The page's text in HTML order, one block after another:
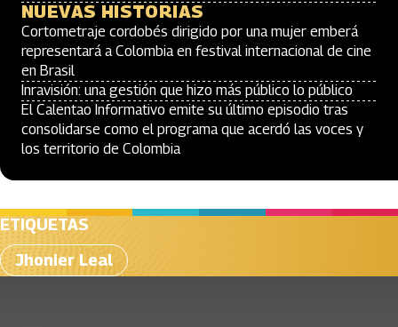
NUEVAS HISTORIAS
Cortometraje cordobés dirigido por una mujer emberá
representará a Colombia en festival internacional de cine
en Brasil
Inravisión: una gestión que hizo más público lo público
El Calentao Informativo emite su último episodio tras
consolidarse como el programa que acerdó las voces y
los territorio de Colombia
ETIQUETAS
Jhonier Leal